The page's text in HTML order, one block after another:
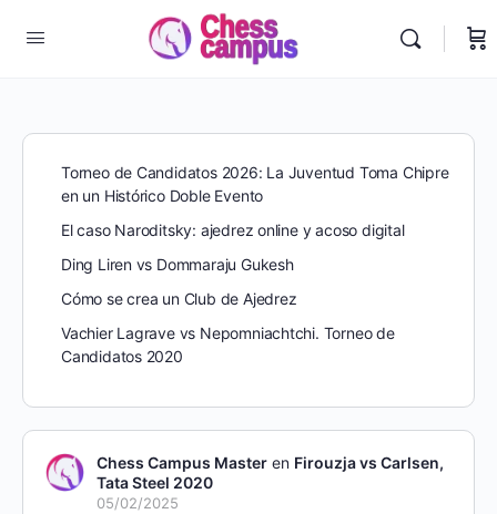
Torneo de Candidatos 2026: La Juventud Toma Chipre
en un Histórico Doble Evento
El caso Naroditsky: ajedrez online y acoso digital
Ding Liren vs Dommaraju Gukesh
Cómo se crea un Club de Ajedrez
Vachier Lagrave vs Nepomniachtchi. Torneo de
Candidatos 2020
Chess Campus Masteren Firouzja vs Carlsen,
Tata Steel 2020
05/02/2025